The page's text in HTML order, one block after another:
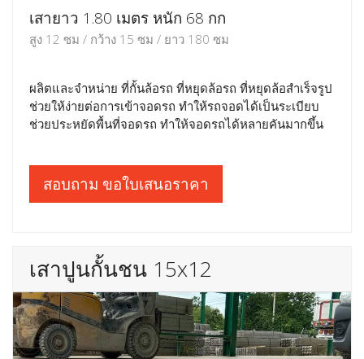
เสายาว 1.80 เมตร หนัก 68 กก
สูง 12 ซม / กว้าง 15 ซม / ยาว 180 ซม
ผลิตและจำหน่าย ที่กั้นล้อรถ ที่หยุดล้อรถ ที่หยุดล้อสำเร็จรูป
ช่วยให้ง่ายต่อการเข้าจอดรถ ทำให้รถจอดได้เป็นระเบียบ
ช่วยประหยัดพื้นที่จอดรถ ทำให้จอดรถได้หลายคันมากขึ้น
สอบถาม ขอใบเสนอราคา
เสาปูนกั้นชน 15x12